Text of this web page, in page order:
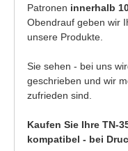
Patronen innerhalb
Obendrauf geben wir
unsere Produkte.
Sie sehen - bei uns
geschrieben und wir
zufrieden sind.
Kaufen Sie Ihre TN-
kompatibel - bei